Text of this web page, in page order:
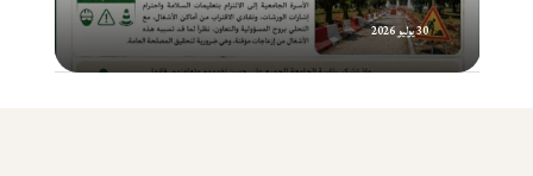
30 يوليو 2026